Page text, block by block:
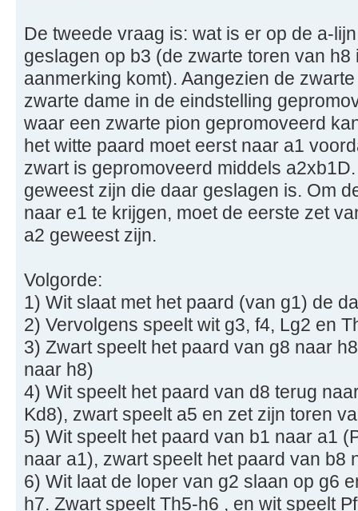
De tweede vraag is: wat is er op de a-
geslagen op b3 (de zwarte toren van h8
aanmerking komt). Aangezien de
zwarte dame in de eindstelling
waar een zwarte pion gepromoveerd
het witte paard moet eerst naar a1
zwart is gepromoveerd middels
geweest zijn die daar geslagen is. Om
naar e1 te krijgen, moet de eerste zet
a2 geweest zijn.
Volgorde:
1) Wit slaat met het paard (van g1) de
2) Vervolgens speelt wit g3, f4, Lg2 en
3) Zwart speelt het paard van g8 naar
naar h8)
4) Wit speelt het paard van d8 terug
Kd8), zwart speelt a5 en zet zijn toren
5) Wit speelt het paard van b1 naar a1
naar a1), zwart speelt het paard van b8
6) Wit laat de loper van g2 slaan op g6
h7. Zwart speelt Th5-h6 , en wit speelt